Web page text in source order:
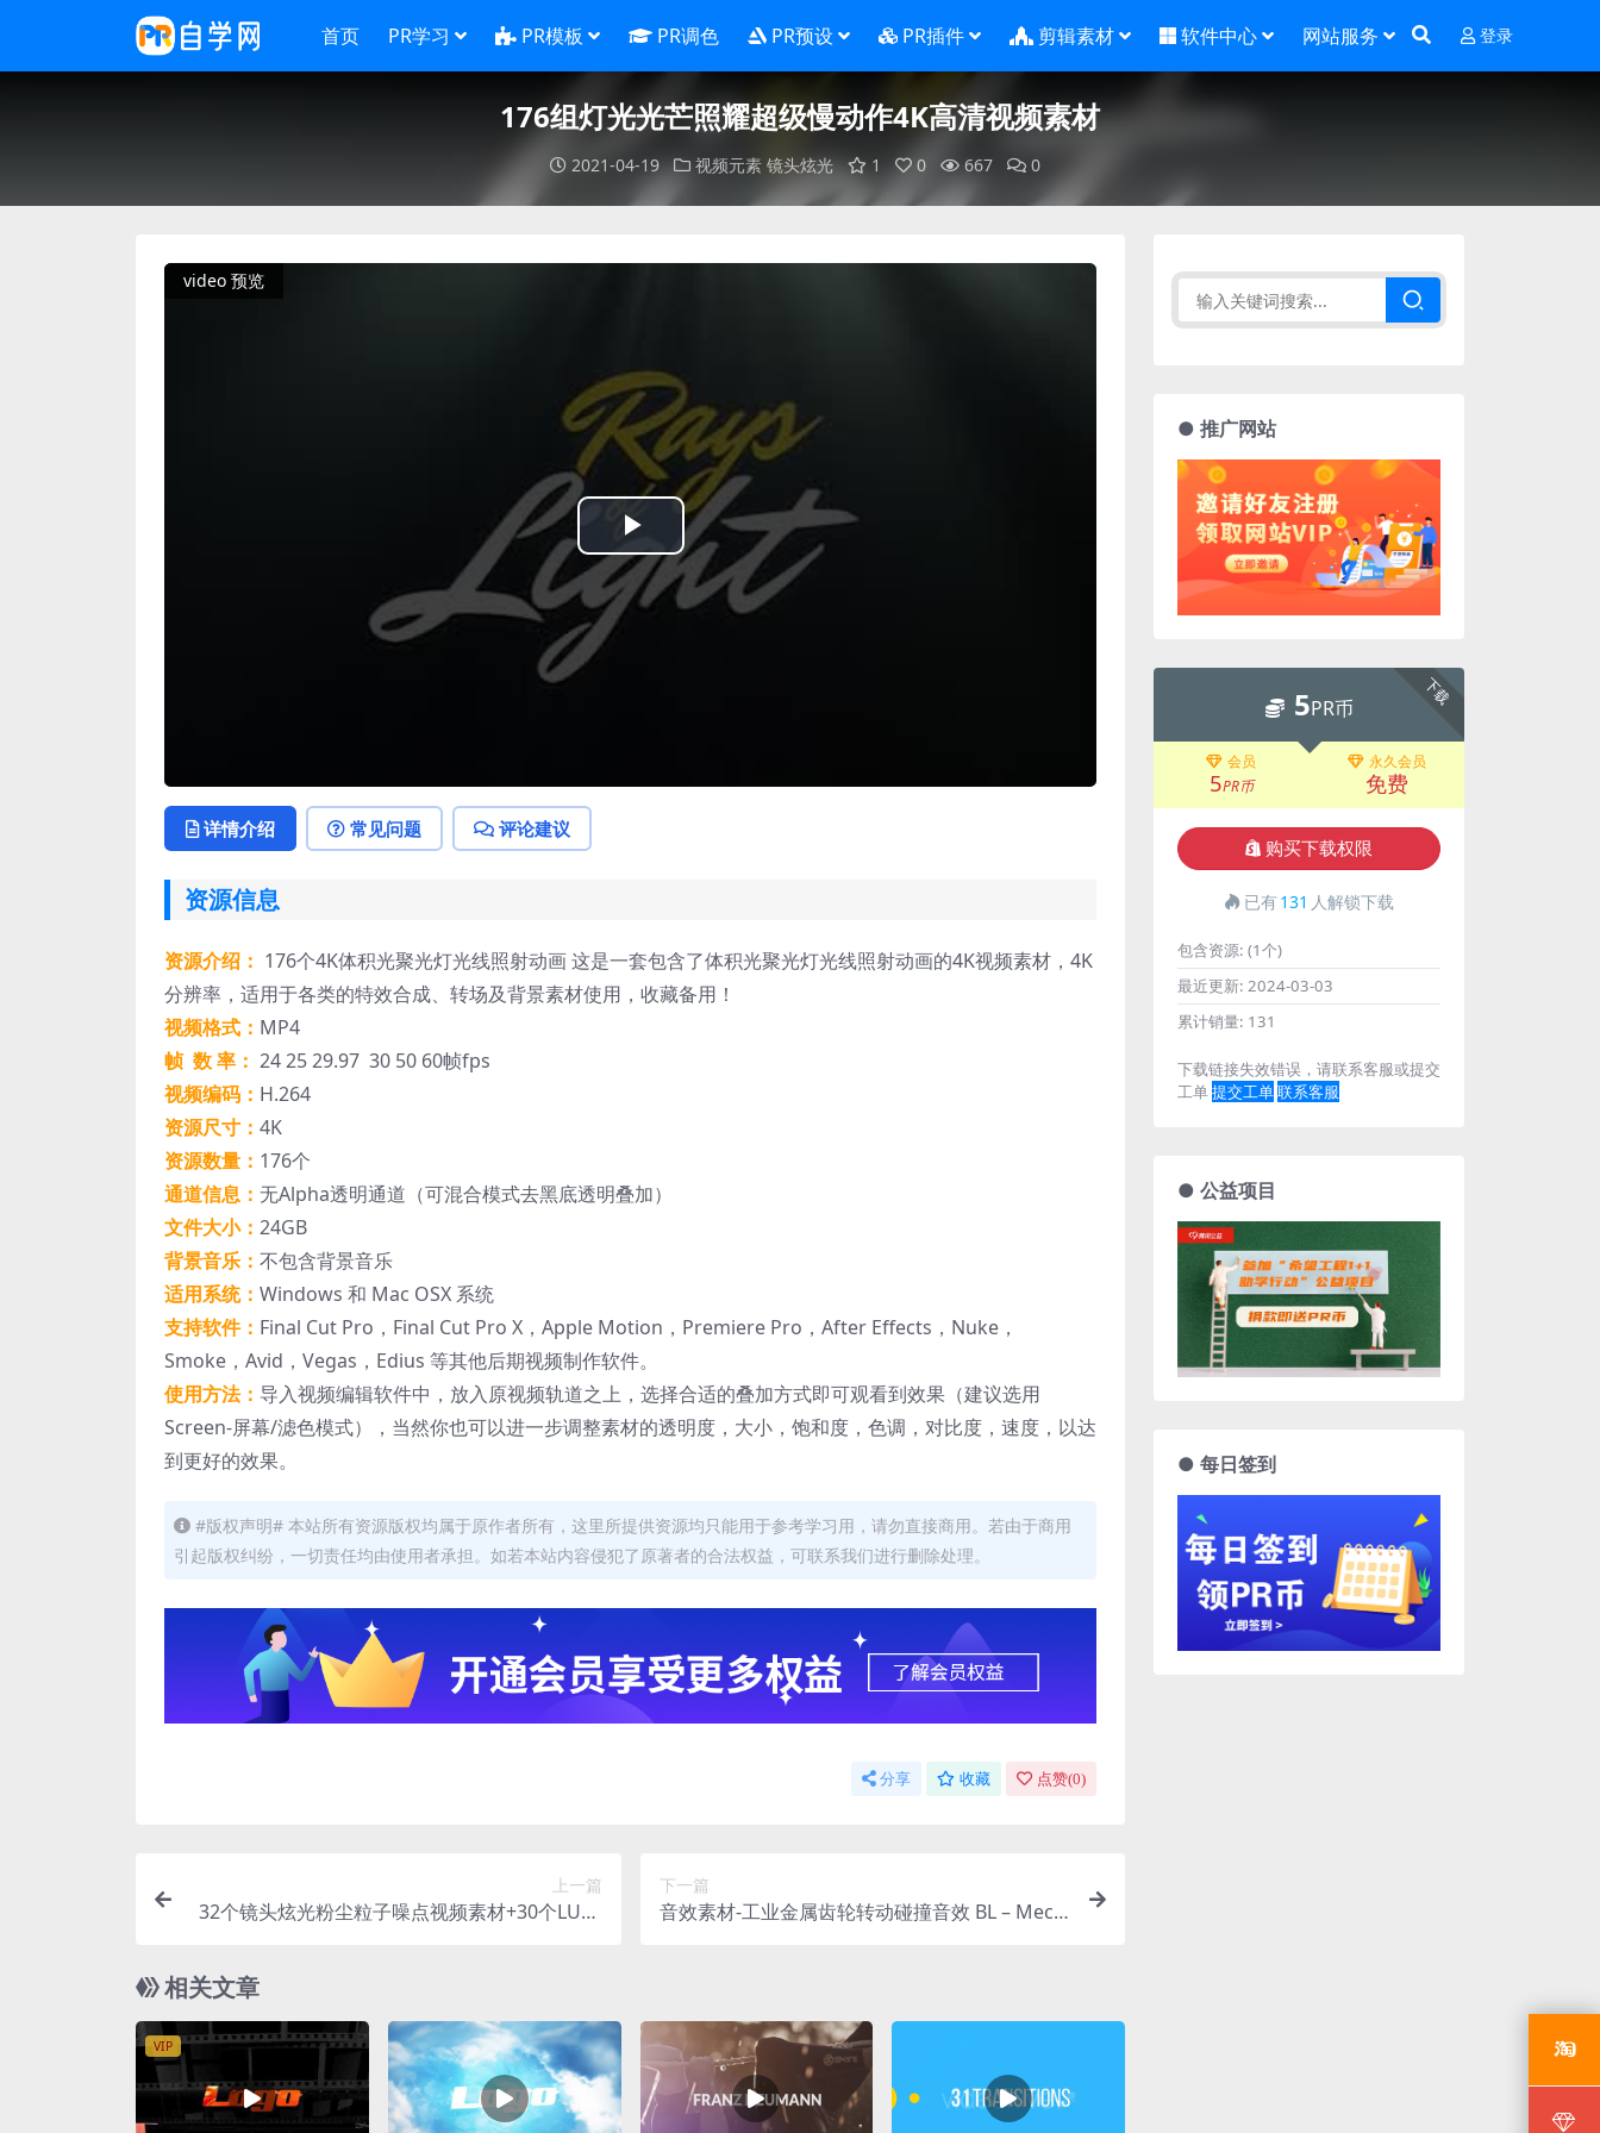
首页 PR学习 PR模板 PR调色 PR预设 PR插件 剪辑素材 软件中心 网站服务 登录
176组灯光光芒照耀超级慢动作4K高清视频素材
2021-04-19 视频元素 镜头炫光 1 0 667 0
video 预览
Play
Video
详情介绍 常见问题 评论建议
资源信息
资源介绍： 176个4K体积光聚光灯光线照射动画 这是一套包含了体积光聚光灯光线照射动画的4K视频素材，4K
分辨率，适用于各类的特效合成、转场及背景素材使用，收藏备用！
视频格式： MP4
帧 数 率： 24 25 29.97 30 50 60帧fps
视频编码： H.264
资源尺寸： 4K
资源数量： 176个
通道信息： 无Alpha透明通道（可混合模式去黑底透明叠加）
文件大小： 24GB
背景音乐： 不包含背景音乐
适用系统： Windows 和 Mac OSX 系统
支持软件： Final Cut Pro，Final Cut Pro X，Apple Motion，Premiere Pro，After Effects，Nuke，
Smoke，Avid，Vegas，Edius 等其他后期视频制作软件。
使用方法： 导入视频编辑软件中，放入原视频轨道之上，选择合适的叠加方式即可观看到效果（建议选用
Screen-屏幕/滤色模式），当然你也可以进一步调整素材的透明度，大小，饱和度，色调，对比度，速度，以达
到更好的效果。
#版权声明# 本站所有资源版权均属于原作者所有，这里所提供资源均只能用于参考学习用，请勿直接商用。若由于商用
引起版权纠纷，一切责任均由使用者承担。如若本站内容侵犯了原著者的合法权益，可联系我们进行删除处理。
分享 收藏 点赞(0)
上一篇
32个镜头炫光粉尘粒子噪点视频素材+30个LUTS
下一篇
音效素材-工业金属齿轮转动碰撞音效 BL – Mech
相关文章
VIP
● 推广网站
下载
5PR币
会员
5PR币
永久会员
免费
购买下载权限
已有131 人解锁下载
包含资源: (1个)
最近更新: 2024-03-03
累计销量: 131
下载链接失效错误，请联系客服或提交
工单提交工单联系客服
● 公益项目
● 每日签到